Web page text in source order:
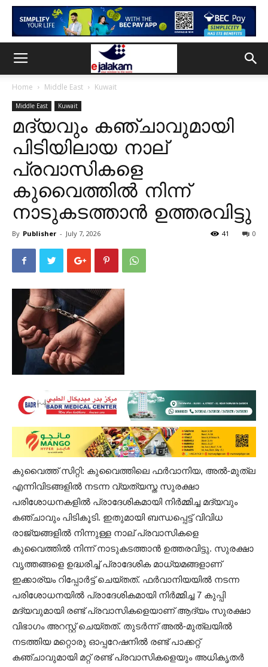
Home Middle East Kuwait
Middle East Kuwait
മദ്യവും കഞ്ചാവുമായി
പിടിയിലായ നാല്
പ്രവാസികളെ
കുവൈത്തിൽ നിന്ന്
നാടുകടത്താൻ ഉത്തരവിട്ടു
By Publisher - July 7, 2026 0
41
കുവൈത്ത് സിറ്റി: കുവൈത്തിലെ ഫർവാനിയ, അൽ-മുത്‌ല
എന്നിവിടങ്ങളിൽ നടന്ന വ്യത്യസ്ത സുരക്ഷാ
പരിശോധനകളിൽ പ്രാദേശികമായി നിർമ്മിച്ച മദ്യവും
കഞ്ചാവും പിടികൂടി. ഇതുമായി ബന്ധപ്പെട്ട് വിവിധ
രാജ്യങ്ങളിൽ നിന്നുള്ള നാല് പ്രവാസികളെ
കുവൈത്തിൽ നിന്ന് നാടുകടത്താൻ ഉത്തരവിട്ടു. സുരക്ഷാ
വൃത്തങ്ങളെ ഉദ്ധരിച്ച് പ്രാദേശിക മാധ്യമങ്ങളാണ്
ഇക്കാര്യം റിപ്പോർട്ട് ചെയ്തത്. ഫർവാനിയയിൽ നടന്ന
പരിശോധനയിൽ പ്രാദേശികമായി നിർമ്മിച്ച 7 കുപ്പി
മദ്യവുമായി രണ്ട് പ്രവാസികളെയാണ് ആദ്യം സുരക്ഷാ
വിഭാഗം അറസ്റ്റ് ചെയ്തത്. തുടർന്ന് അൽ-മുത്‌ലയിൽ
നടത്തിയ മറ്റൊരു ഓപ്പറേഷനിൽ രണ്ട് പാക്കറ്റ്
കഞ്ചാവുമായി മറ്റ് രണ്ട് പ്രവാസികളെയും അധികൃതർ